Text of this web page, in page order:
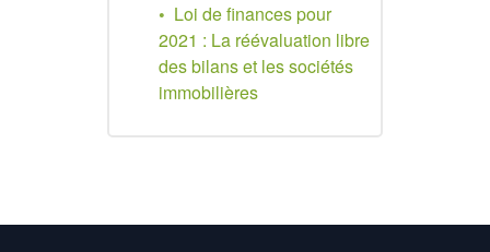
Loi de finances pour
2021 : La réévaluation libre
des bilans et les sociétés
immobilières